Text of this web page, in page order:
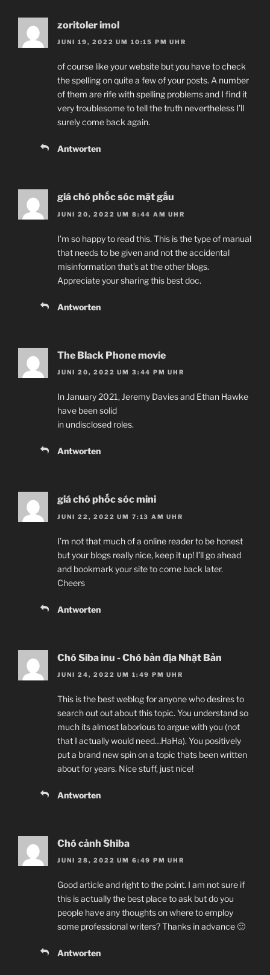
zoritoler imol
JUNI 19, 2022 UM 10:15 PM UHR
of course like your website but you have to check
the spelling on quite a few of your posts. A number
of them are rife with spelling problems and I find it
very troublesome to tell the truth nevertheless I’ll
surely come back again.
Antworten
giá chó phốc sóc mặt gấu
JUNI 20, 2022 UM 8:44 AM UHR
I’m so happy to read this. This is the type of manual
that needs to be given and not the accidental
misinformation that’s at the other blogs.
Appreciate your sharing this best doc.
Antworten
The Black Phone movie
JUNI 20, 2022 UM 3:44 PM UHR
In January 2021, Jeremy Davies and Ethan Hawke
have been solid
in undisclosed roles.
Antworten
giá chó phốc sóc mini
JUNI 22, 2022 UM 7:13 AM UHR
I’m not that much of a online reader to be honest
but your blogs really nice, keep it up! I’ll go ahead
and bookmark your site to come back later.
Cheers
Antworten
Chó Siba inu - Chó bản địa Nhật Bản
JUNI 24, 2022 UM 1:49 PM UHR
This is the best weblog for anyone who desires to
search out out about this topic. You understand so
much its almost laborious to argue with you (not
that I actually would need…HaHa). You positively
put a brand new spin on a topic thats been written
about for years. Nice stuff, just nice!
Antworten
Chó cảnh Shiba
JUNI 28, 2022 UM 6:49 PM UHR
Good article and right to the point. I am not sure if
this is actually the best place to ask but do you
people have any thoughts on where to employ
some professional writers? Thanks in advance 🙂
Antworten